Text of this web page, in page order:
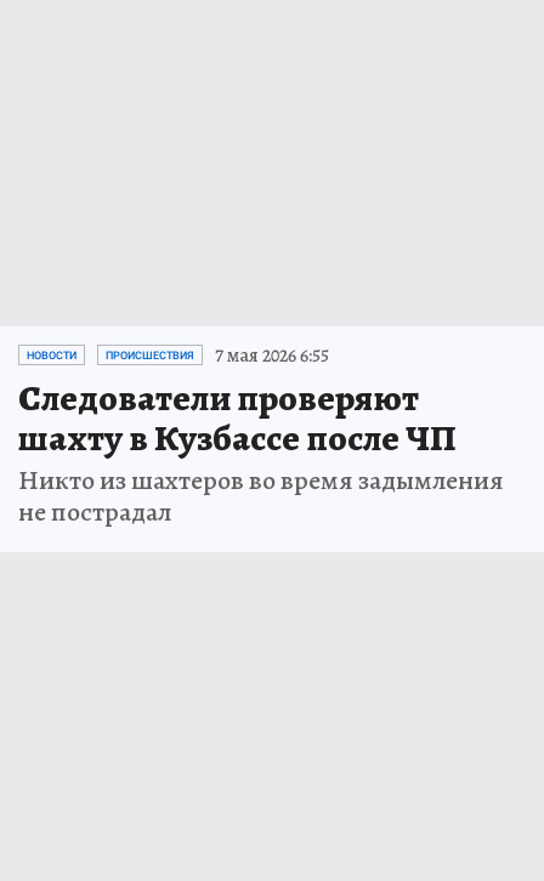
НОВОСТИ ПРОИСШЕСТВИЯ 7 мая 2026 6:55
Следователи проверяют
шахту в Кузбассе после ЧП
Никто из шахтеров во время задымления
не пострадал